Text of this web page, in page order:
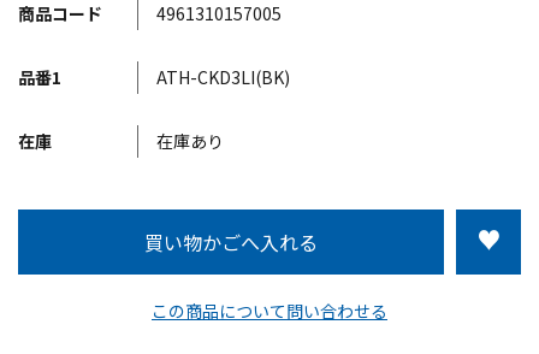
商品コード 4961310157005
品番1 ATH-CKD3LI(BK)
在庫 在庫あり
この商品について問い合わせる